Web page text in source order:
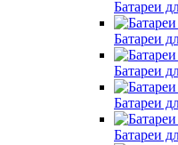
Батареи
Батареи
Батареи
Батареи
Батареи